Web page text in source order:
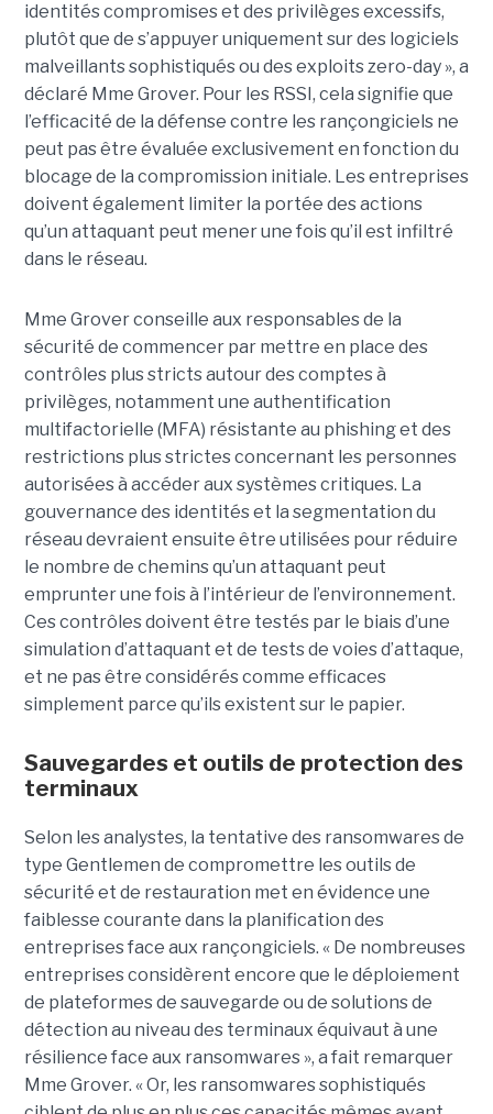
identités compromises et des privilèges excessifs,
plutôt que de s’appuyer uniquement sur des logiciels
malveillants sophistiqués ou des exploits zero-day », a
déclaré Mme Grover. Pour les RSSI, cela signifie que
l’efficacité de la défense contre les rançongiciels ne
peut pas être évaluée exclusivement en fonction du
blocage de la compromission initiale. Les entreprises
doivent également limiter la portée des actions
qu’un attaquant peut mener une fois qu’il est infiltré
dans le réseau.
Mme Grover conseille aux responsables de la
sécurité de commencer par mettre en place des
contrôles plus stricts autour des comptes à
privilèges, notamment une authentification
multifactorielle (MFA) résistante au phishing et des
restrictions plus strictes concernant les personnes
autorisées à accéder aux systèmes critiques. La
gouvernance des identités et la segmentation du
réseau devraient ensuite être utilisées pour réduire
le nombre de chemins qu’un attaquant peut
emprunter une fois à l’intérieur de l’environnement.
Ces contrôles doivent être testés par le biais d’une
simulation d’attaquant et de tests de voies d’attaque,
et ne pas être considérés comme efficaces
simplement parce qu’ils existent sur le papier.
Sauvegardes et outils de protection des
terminaux
Selon les analystes, la tentative des ransomwares de
type Gentlemen de compromettre les outils de
sécurité et de restauration met en évidence une
faiblesse courante dans la planification des
entreprises face aux rançongiciels. « De nombreuses
entreprises considèrent encore que le déploiement
de plateformes de sauvegarde ou de solutions de
détection au niveau des terminaux équivaut à une
résilience face aux ransomwares », a fait remarquer
Mme Grover. « Or, les ransomwares sophistiqués